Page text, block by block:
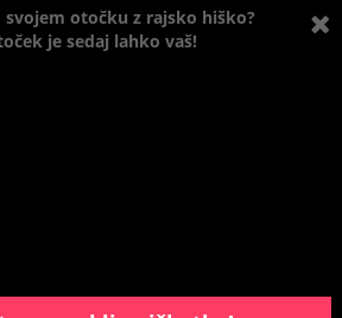
svojem otočku z rajsko hiško?
je sedaj lahko vaš!